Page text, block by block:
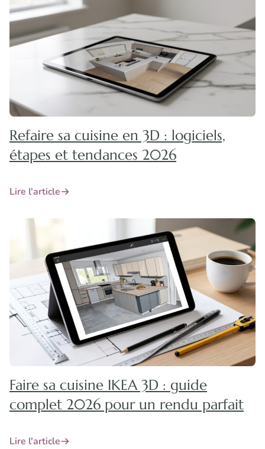
Refaire sa cuisine en 3D : logiciels,
étapes et tendances 2026
Lire l'article
Faire sa cuisine IKEA 3D : guide
complet 2026 pour un rendu parfait
Lire l'article